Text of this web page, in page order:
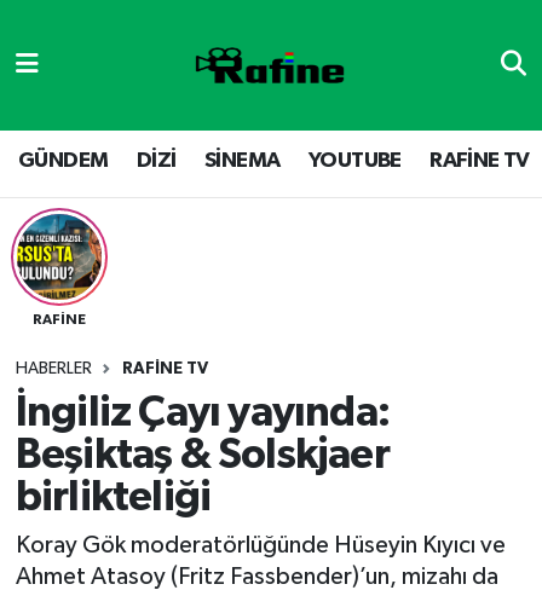
GÜNDEM DİZİ SİNEMA YOUTUBE RAFİNE TV
RAFİNE
HABERLER RAFİNE TV
İngiliz Çayı yayında:
Beşiktaş & Solskjaer
birlikteliği
Koray Gök moderatörlüğünde Hüseyin Kıyıcı ve
Ahmet Atasoy (Fritz Fassbender)’un, mizahı da
DİZİ
SİNEMA
YOUTUBE
GÜNDEM
RAFİNE TV
SİNEMA
YOUTUBE
Hava Durumu
Namaz Vakitleri
Trafik Durumu
Tüm Manşetler
Son Dakika Haberleri
Haber Arşivi